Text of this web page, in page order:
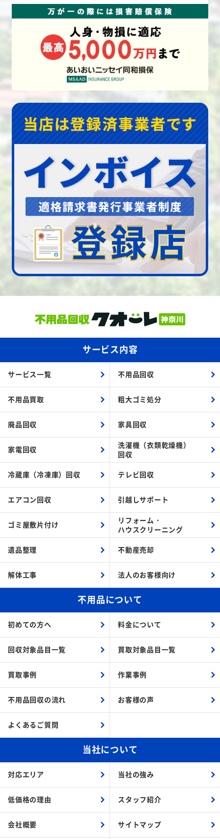
サービス内容
サービス一覧 不用品回収
不用品買取 粗大ゴミ処分
廃品回収 家具回収
家電回収
洗濯機（衣類乾燥機）
回収
冷蔵庫（冷凍庫）回収 テレビ回収
エアコン回収 引越しサポート
ゴミ屋敷片付け
リフォーム・
ハウスクリーニング
遺品整理 不動産売却
解体工事 法人のお客様向け
不用品について
初めての方へ 料金について
回収対象品目一覧 買取対象品目一覧
買取事例 作業事例
不用品回収の流れ お客様の声
よくあるご質問
当社について
対応エリア 当社の強み
低価格の理由 スタッフ紹介
会社概要 サイトマップ